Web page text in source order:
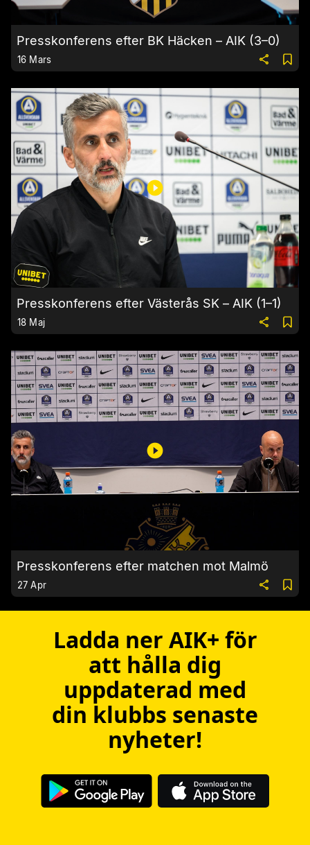
Presskonferens efter BK Häcken – AIK (3–0)
16 Mars
Presskonferens efter Västerås SK – AIK (1–1)
18 Maj
Presskonferens efter matchen mot Malmö
27 Apr
Ladda ner AIK+ för
att hålla dig
uppdaterad med
din klubbs senaste
nyheter!